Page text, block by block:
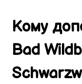
Кому
Bad